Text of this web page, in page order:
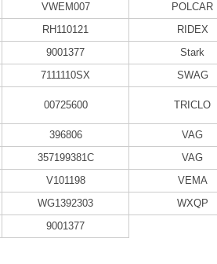
VWEM007 POLCAR
RH110121 RIDEX
9001377 Stark
7111110SX SWAG
00725600 TRICLO
396806 VAG
357199381C VAG
V101198 VEMA
WG1392303 WXQP
9001377